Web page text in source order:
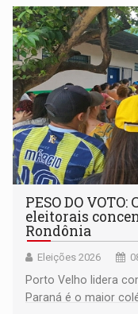
PESO DO
eleitorais
Rondônia
Eleições 2026
Porto Velho lidera
Paraná é o maior